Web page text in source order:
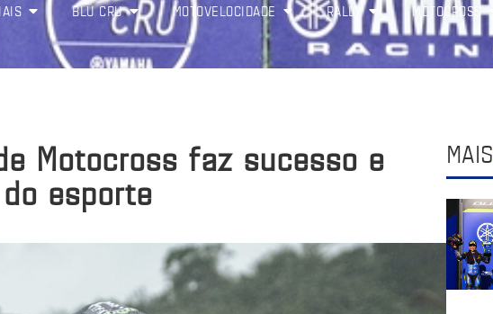
BLU CRU MOTOVELOCIDADE RALLY MOTOCROSS
Motocross faz sucesso e
esporte
MAIS